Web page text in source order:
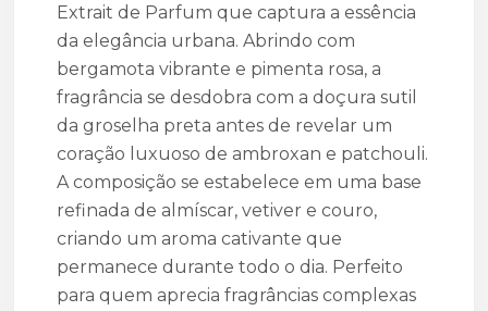
Extrait de Parfum que captura a essência
da elegância urbana. Abrindo com
bergamota vibrante e pimenta rosa, a
fragrância se desdobra com a doçura sutil
da groselha preta antes de revelar um
coração luxuoso de ambroxan e patchouli.
A composição se estabelece em uma base
refinada de almíscar, vetiver e couro,
criando um aroma cativante que
permanece durante todo o dia. Perfeito
para quem aprecia fragrâncias complexas